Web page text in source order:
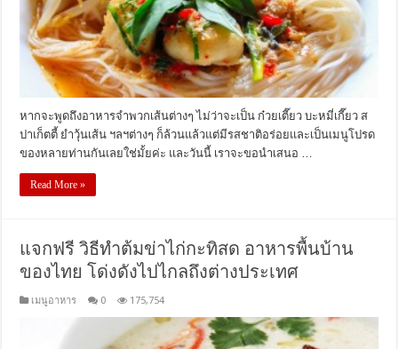
หากจะพูดถึงอาหารจำพวกเส้นต่างๆ ไม่ว่าจะเป็น ก๋วยเตี๊ยว บะหมี่เกี๊ยว ส
ปาเก็ตตี้ ยำวุ้นเส้น ฯลฯต่างๆ ก็ล้วนแล้วแต่มีรสชาติอร่อยและเป็นเมนูโปรด
ของหลายท่านกันเลยใช่มั้ยค่ะ และวันนี้ เราจะขอนำเสนอ …
Read More »
แจกฟรี วิธีทำต้มข่าไก่กะทิสด อาหารพื้นบ้าน
ของไทย โด่งดังไปไกลถึงต่างประเทศ
เมนูอาหาร 0 175,754